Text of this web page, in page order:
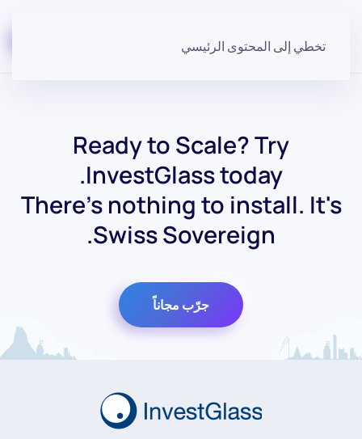
تخطي إلى المحتوى الرئيسي
Ready to Scale? Try
InvestGlass today.
There's nothing to install. It's
Swiss Sovereign.
جرّب مجاناً